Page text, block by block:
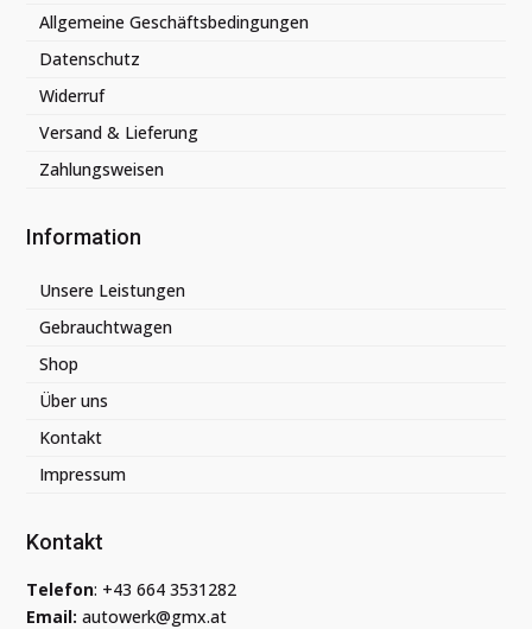
Allgemeine Geschäftsbedingungen
Datenschutz
Widerruf
Versand & Lieferung
Zahlungsweisen
Information
Unsere Leistungen
Gebrauchtwagen
Shop
Über uns
Kontakt
Impressum
Kontakt
Telefon: +43 664 3531282
Email: autowerk@gmx.at